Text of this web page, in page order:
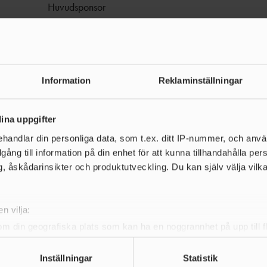
Information Reklaminställningar
uppgifter
din personliga data, som t.ex. ditt IP-nummer, och
till information på din enhet för att kunna tillhandahålla
åskådarinsikter och produktutveckling. Du kan själv välja
vilja:
din geografiska plats som kan ha en noggrannhet på upp till
uppgifter behandlas och ställ in dina preferenser i
Inställningar Statistik
Huvudsponsor
Team partners